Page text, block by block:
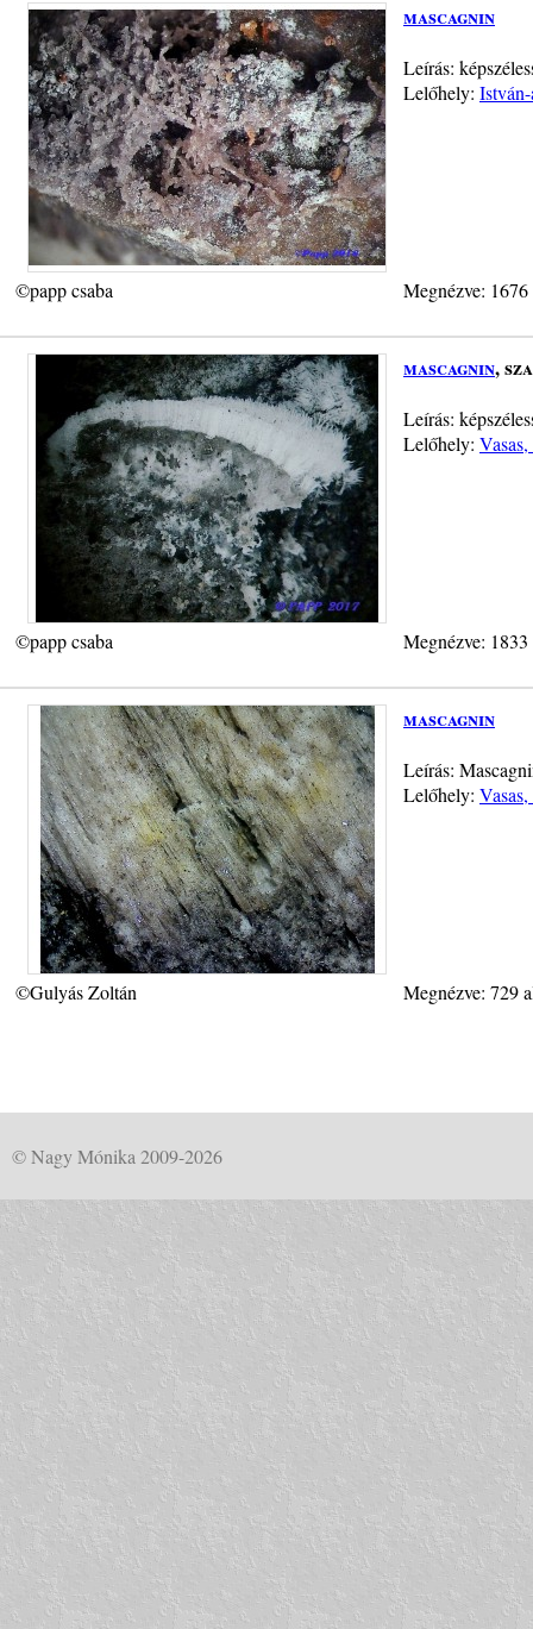
mascagnin
Leírás:
Lelőhely:
©papp csaba Megnézve:
mascagnin,
Leírás:
Lelőhely:
©papp csaba Megnézve:
mascagnin
Leírás:
Lelőhely:
©Gulyás Zoltán Megnézve: 729
© Nagy Mónika 2009-2026